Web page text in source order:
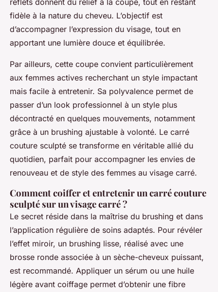
fidèle à la nature du cheveu. L’objectif est
d’accompagner l’expression du visage, tout en
apportant une lumière douce et équilibrée.
Par ailleurs, cette coupe convient particulièrement
aux femmes actives recherchant un style impactant
mais facile à entretenir. Sa polyvalence permet de
passer d’un look professionnel à un style plus
décontracté en quelques mouvements, notamment
grâce à un brushing ajustable à volonté. Le carré
couture sculpté se transforme en véritable allié du
quotidien, parfait pour accompagner les envies de
renouveau et de style des femmes au visage carré.
Comment coiffer et entretenir un carré couture
sculpté sur un visage carré ?
Le secret réside dans la maîtrise du brushing et dans
l’application régulière de soins adaptés. Pour révéler
l’effet miroir, un brushing lisse, réalisé avec une
brosse ronde associée à un sèche-cheveux puissant,
est recommandé. Appliquer un sérum ou une huile
légère avant coiffage permet d’obtenir une fibre